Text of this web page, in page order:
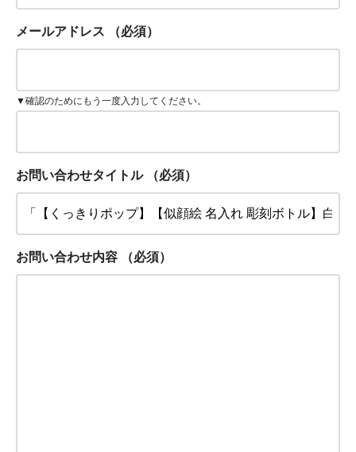
メールアドレス （必須）
▼確認のためにもう一度入力してください。
お問い合わせタイトル （必須）
お問い合わせ内容 （必須）